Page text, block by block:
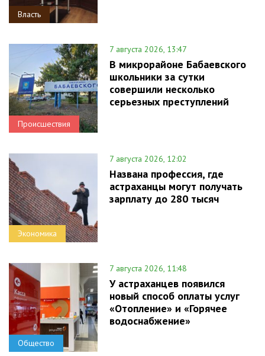
Власть
Происшествия
7 августа 2026, 13:47
В микрорайоне Бабаевского
школьники за сутки
совершили несколько
серьезных преступлений
Экономика
7 августа 2026, 12:02
Названа профессия, где
астраханцы могут получать
зарплату до 280 тысяч
Общество
7 августа 2026, 11:48
У астраханцев появился
новый способ оплаты услуг
«Отопление» и «Горячее
водоснабжение»